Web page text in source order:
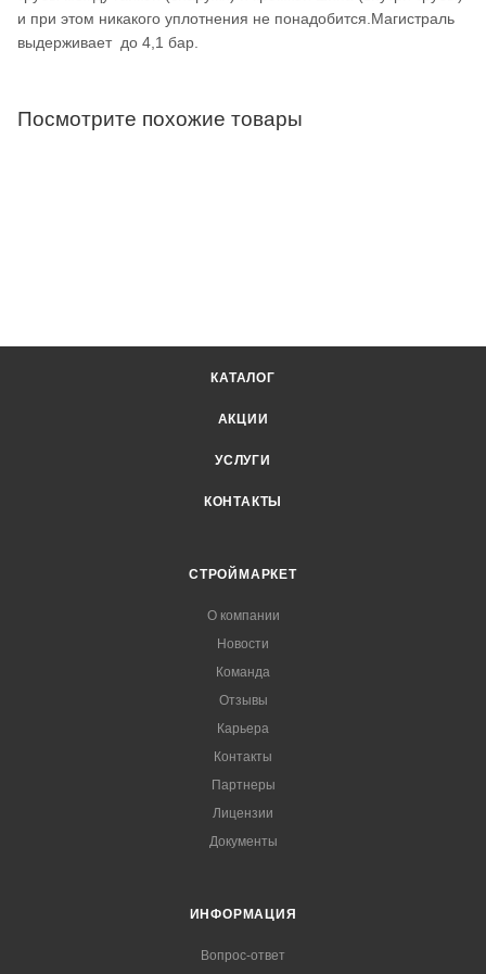
и при этом никакого уплотнения не понадобится.Магистраль
выдерживает до 4,1 бар.
Посмотрите похожие товары
КАТАЛОГ
АКЦИИ
УСЛУГИ
КОНТАКТЫ
СТРОЙМАРКЕТ
О компании
Новости
Команда
Отзывы
Карьера
Контакты
Партнеры
Лицензии
Документы
ИНФОРМАЦИЯ
Вопрос-ответ